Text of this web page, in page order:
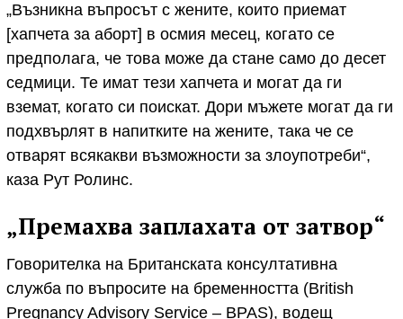
„Възникна въпросът с жените, които приемат
[хапчета за аборт] в осмия месец, когато се
предполага, че това може да стане само до десет
седмици. Те имат тези хапчета и могат да ги
вземат, когато си поискат. Дори мъжете могат да ги
подхвърлят в напитките на жените, така че се
отварят всякакви възможности за злоупотреби“,
каза Рут Ролинс.
„Премахва заплахата от затвор“
Говорителка на Британската консултативна
служба по въпросите на бременността (British
Pregnancy Advisory Service – BPAS), водещ